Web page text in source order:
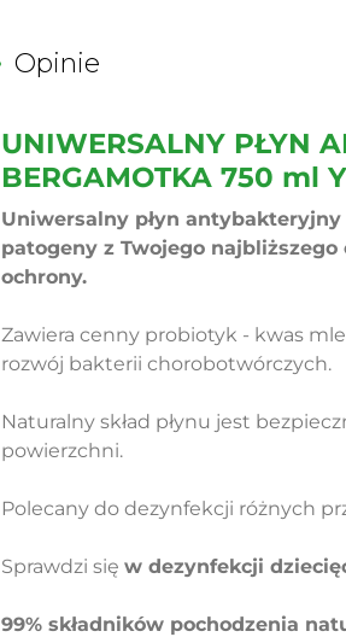
Opinie
UNIWERSALNY PŁYN
BERGAMOTKA 750 ml
Uniwersalny płyn
patogeny z Twojego
ochrony.
Zawiera cenny probiotyk - kwas
rozwój bakterii chorobotwórczych.
Naturalny skład płynu jest
powierzchni.
Polecany do dezynfekcji różnych
Sprawdzi się w dezynfekcji
99% składników pochodzenia